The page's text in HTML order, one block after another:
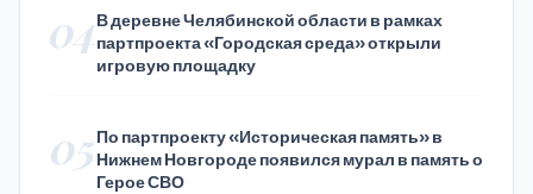
04В деревне Челябинской области в рамках
партпроекта «Городская среда» открыли
игровую площадку
05По партпроекту «Историческая память» в
Нижнем Новгороде появился мурал в память о
Герое СВО